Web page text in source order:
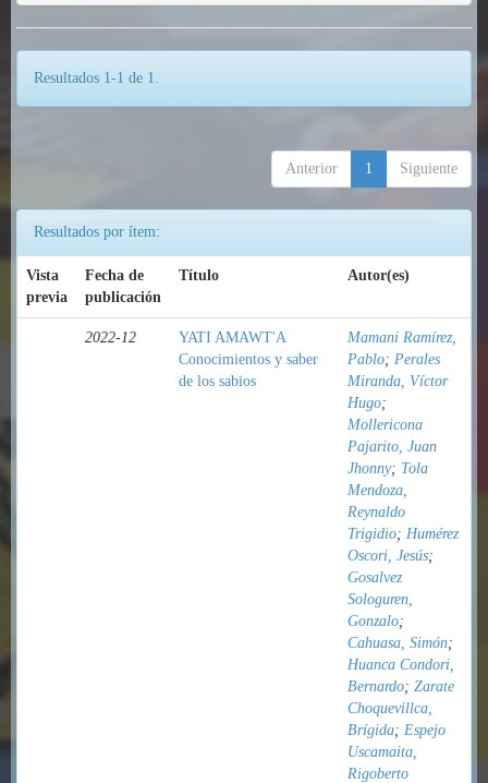
Resultados 1-1 de 1.
Anterior 1 Siguiente
Resultados por ítem:
Vista
previa
Fecha de
publicación
Título Autor(es)
2022-12
YATI AMAWT'A
Conocimientos y saber
de los sabios
Mamani Ramírez,
Pablo; Perales
Miranda, Víctor
Hugo;
Mollericona
Pajarito, Juan
Jhonny; Tola
Mendoza,
Reynaldo
Trigidio; Humérez
Oscori, Jesús;
Gosalvez
Sologuren,
Gonzalo;
Cahuasa, Simón;
Huanca Condori,
Bernardo; Zarate
Choquevillca,
Brígida; Espejo
Uscamaita,
Rigoberto